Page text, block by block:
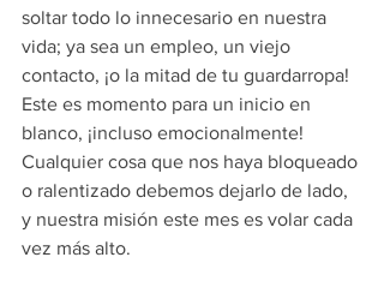
soltar todo lo innecesario en nuestra
vida; ya sea un empleo, un viejo
contacto, ¡o la mitad de tu guardarropa!
Este es momento para un inicio en
blanco, ¡incluso emocionalmente!
Cualquier cosa que nos haya bloqueado
o ralentizado debemos dejarlo de lado,
y nuestra misión este mes es volar cada
vez más alto.